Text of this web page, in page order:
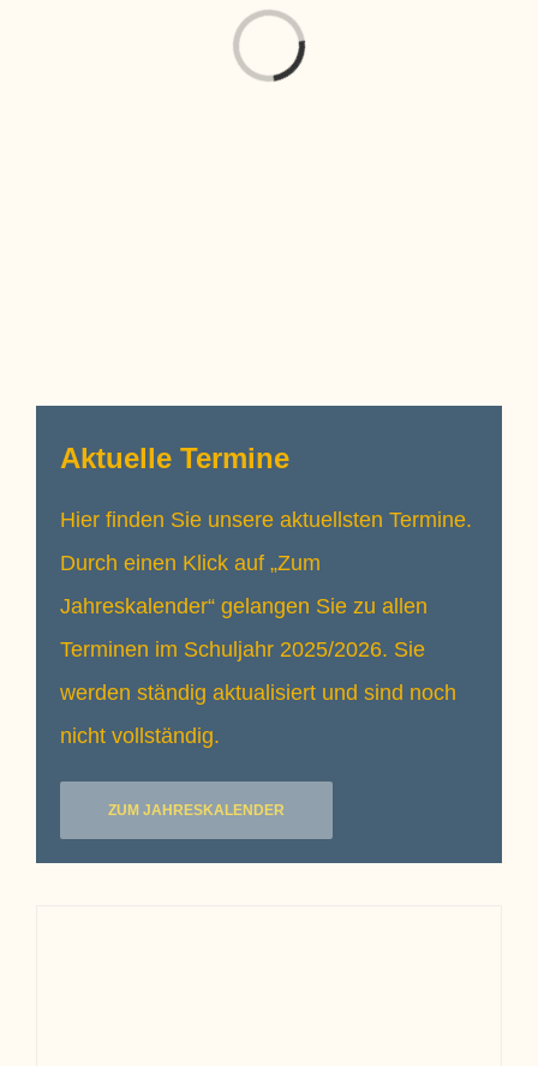
Laden...
Aktuelle Termine
Hier finden Sie unsere aktuellsten Termine.
Durch einen Klick auf „Zum
Jahreskalender“ gelangen Sie zu allen
Terminen im Schuljahr 2025/2026. Sie
werden ständig aktualisiert und sind noch
nicht vollständig.
ZUM JAHRESKALENDER